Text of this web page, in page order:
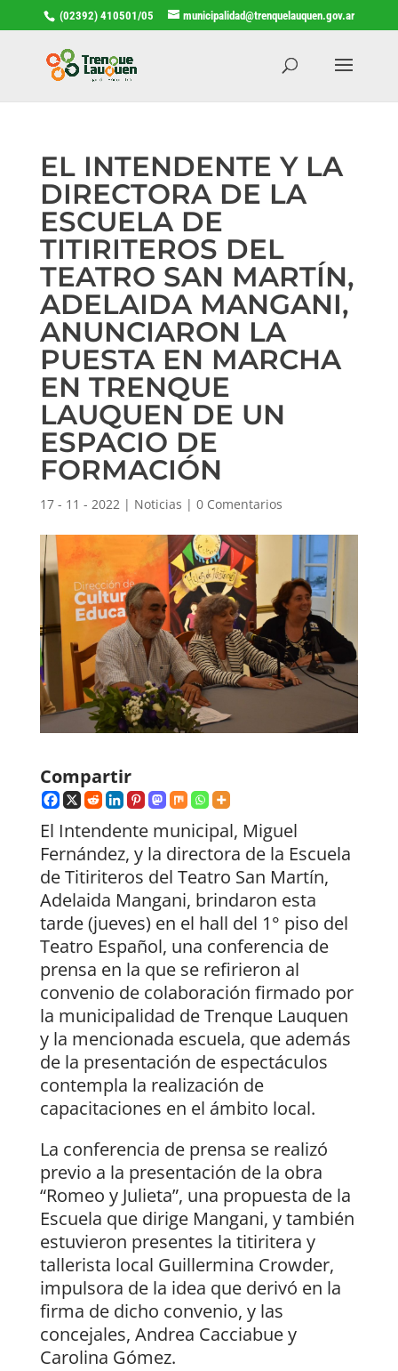
(02392) 410501/05 municipalidad@trenquelauquen.gov.ar
EL INTENDENTE Y LA
DIRECTORA DE LA
ESCUELA DE
TITIRITEROS DEL
TEATRO SAN MARTÍN,
ADELAIDA MANGANI,
ANUNCIARON LA
PUESTA EN MARCHA
EN TRENQUE
LAUQUEN DE UN
ESPACIO DE
FORMACIÓN
17 - 11 - 2022 | Noticias | 0 Comentarios
Compartir
El Intendente municipal, Miguel
Fernández, y la directora de la Escuela
de Titiriteros del Teatro San Martín,
Adelaida Mangani, brindaron esta
tarde (jueves) en el hall del 1° piso del
Teatro Español, una conferencia de
prensa en la que se refirieron al
convenio de colaboración firmado por
la municipalidad de Trenque Lauquen
y la mencionada escuela, que además
de la presentación de espectáculos
contempla la realización de
capacitaciones en el ámbito local.
La conferencia de prensa se realizó
previo a la presentación de la obra
“Romeo y Julieta”, una propuesta de la
Escuela que dirige Mangani, y también
estuvieron presentes la titiritera y
tallerista local Guillermina Crowder,
impulsora de la idea que derivó en la
firma de dicho convenio, y las
concejales, Andrea Cacciabue y
Carolina Gómez.